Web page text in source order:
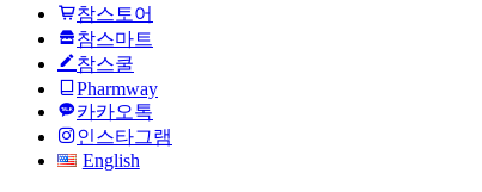
참스토어
참스마트
참스쿨
Pharmway
카카오톡
인스타그램
English